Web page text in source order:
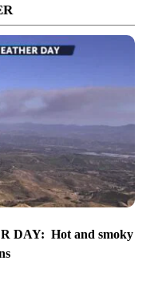
DAY: Hot and smoky